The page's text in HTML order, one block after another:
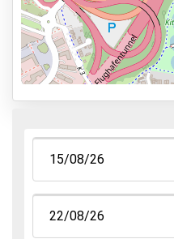
Park, Sleep & Fly